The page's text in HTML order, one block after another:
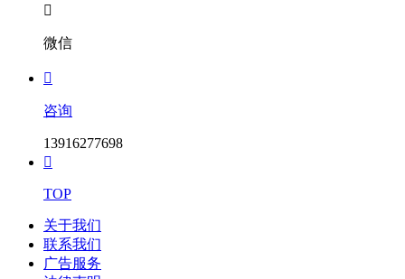

微信

咨询
13916277698

TOP
关于我们
联系我们
广告服务